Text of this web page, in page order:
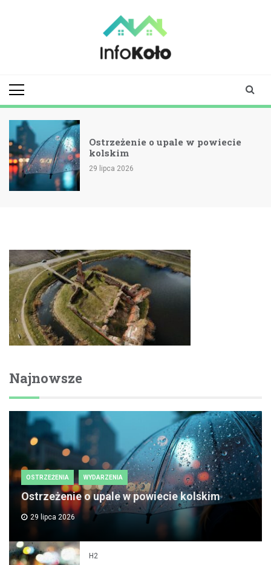
Ostrzeżenie o upale w powiecie
kolskim
29 lipca 2026
Najnowsze
OSTRZEŻENIA WYDARZENIA
Ostrzeżenie o upale w powiecie kolskim
29 lipca 2026
H2